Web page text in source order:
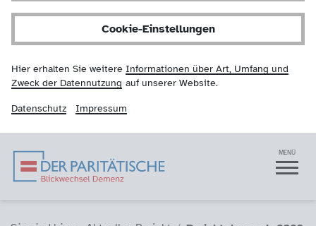
Cookie-Einstellungen
Hier erhalten Sie weitere Informationen über Art, Umfang und
Zweck der Datennutzung auf unserer Website.
Datenschutz Impressum
Blickwechsel Demenz
Navigation MENÜ
Sie sind hier (Breadcrumb)